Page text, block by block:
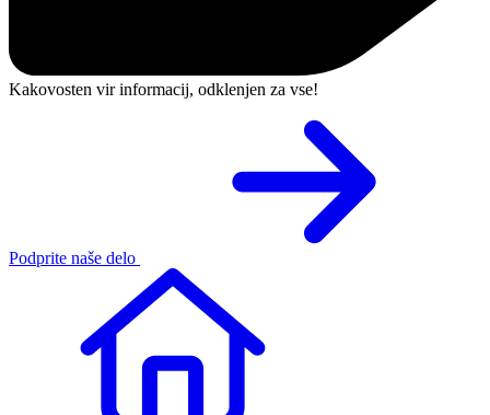
Kakovosten vir informacij, odklenjen za vse!
Podprite naše delo